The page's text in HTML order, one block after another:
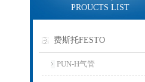
PROUCTS LIST
费斯托FESTO
PUN-H气管